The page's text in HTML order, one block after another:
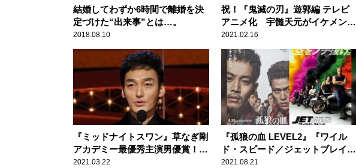
結婚してわずか6時間で離婚を決
定づけた“出来事”とは…。
2018.08.10
祝！『鬼滅の刃』遊郭編 テレビ
アニメ化 宇髄天元がイケメンす
ぎる！！
2021.02.16
『ミッドナイトスワン』草なぎ剛
アカデミー最優秀主演男優賞！
その俳優としての魅力
2021.03.22
『孤狼の血 LEVEL2』『ワイル
ド・スピード／ジェットブレイ
ク』松坂桃李×鈴木亮平、衝撃の
2021.08.21